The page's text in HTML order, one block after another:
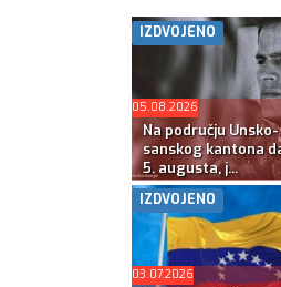
IZDVOJENO
05.08.2026
Na području Unsko-
sanskog kantona
5. augusta, j...
IZDVOJENO
03.07.2026